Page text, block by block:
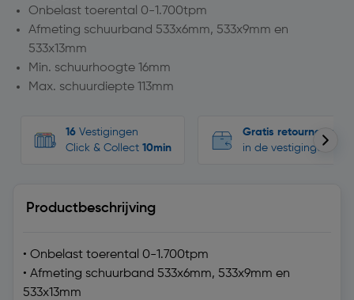
Onbelast toerental 0-1.700tpm
Afmeting schuurband 533x6mm, 533x9mm en
533x13mm
Min. schuurhoogte 16mm
Max. schuurdiepte 113mm
16 Vestigingen
Click & Collect 10min
Gratis retourneren
in de vestigingen
Productbeschrijving
• Onbelast toerental 0-1.700tpm
• Afmeting schuurband 533x6mm, 533x9mm en
533x13mm